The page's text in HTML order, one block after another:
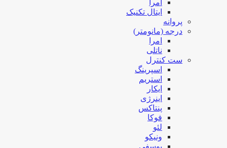
امرا
ایتال تکنیک
پروانه
درجه (مانومتر)
امرا
ناتلی
ست کنترل
اسپرینگ
استریم
ایکار
اینرژی
پنتاکس
فوکا
لئو
ونیکو
یوسفی